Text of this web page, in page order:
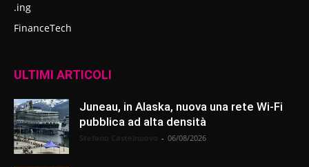
.ing
FinanceTech
ULTIMI ARTICOLI
Juneau, in Alaska, nuova una rete Wi-Fi
pubblica ad alta densità
- 06/08/2026